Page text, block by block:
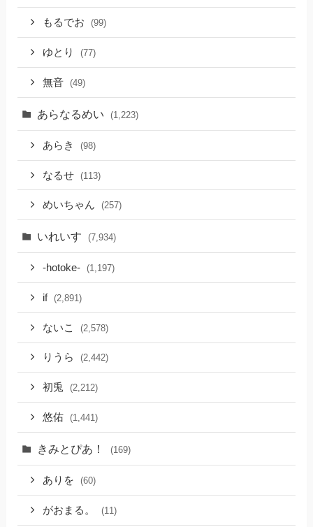
もるでお (99)
ゆとり (77)
無音 (49)
あらなるめい (1,223)
あらき (98)
なるせ (113)
めいちゃん (257)
いれいす (7,934)
-hotoke- (1,197)
if (2,891)
ないこ (2,578)
りうら (2,442)
初兎 (2,212)
悠佑 (1,441)
きみとぴあ！ (169)
ありを (60)
がおまる。 (11)